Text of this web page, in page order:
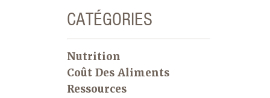
CATÉGORIES
Nutrition
Coût Des Aliments
Ressources